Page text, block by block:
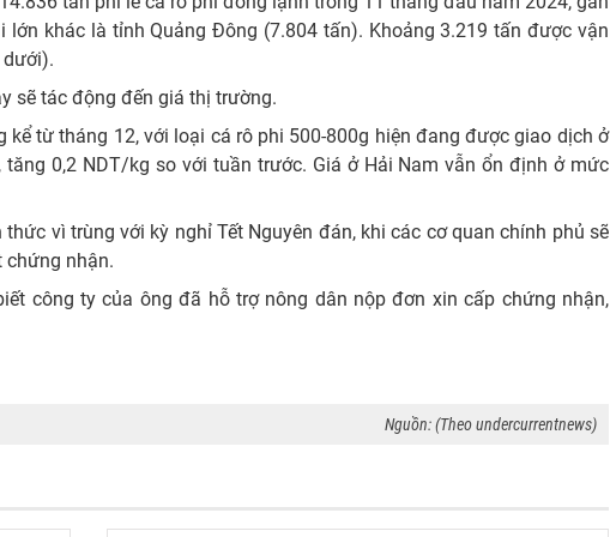
khác là tỉnh Quảng Đông (7.804 tấn). Khoảng 3.219 tấn được vận
dưới).
sẽ tác động đến giá thị trường.
kể từ tháng 12, với loại cá rô phi 500-800g hiện đang được giao dịch ở
0,2 NDT/kg so với tuần trước. Giá ở Hải Nam vẫn ổn định ở mức
vì trùng với kỳ nghỉ Tết Nguyên đán, khi các cơ quan chính phủ sẽ
chứng nhận.
công ty của ông đã hỗ trợ nông dân nộp đơn xin cấp chứng nhận,
Nguồn: (Theo undercurrentnews)